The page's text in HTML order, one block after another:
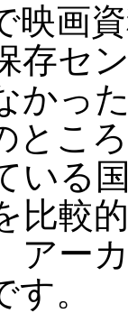
映画
存セ
かっ
とこ
いる
比較
アー
。